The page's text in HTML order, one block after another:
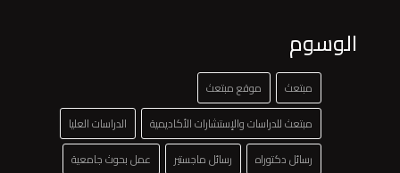
الوسوم
مبتعث
موقع مبتعث
مبتعث للدراسات والإستشارات الأكاديمية
الدراسات العليا
رسائل دكتوراه
رسائل ماجستير
عمل بحوث جامعية